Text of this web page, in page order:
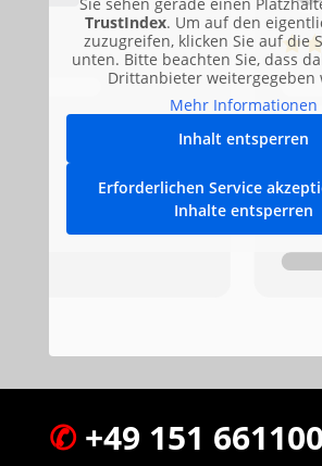
TrustIndex. Um auf den
zuzugreifen, klicken Sie auf die
unten. Bitte beachten Sie, dass
Drittanbieter weitergegeben
Mehr Informationen
Inhalt entsperren
Erforderlichen Service
Inhalte entsperren
✆+49 151